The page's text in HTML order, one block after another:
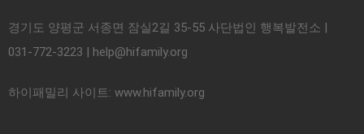
경기도 양평군 서종면 잠실2길 35-55 사단법인 행복발전소 |
031-772-3223 | help@hifamily.org
하이패밀리 사이트: www.hifamily.org